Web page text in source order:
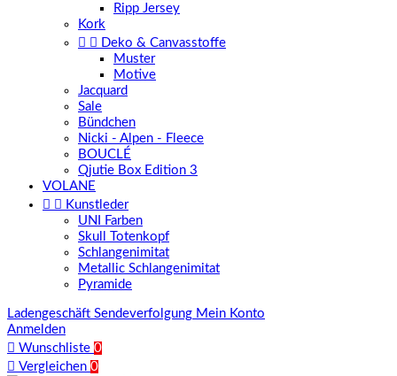
Ripp Jersey
Kork
  Deko & Canvasstoffe
Muster
Motive
Jacquard
Sale
Bündchen
Nicki - Alpen - Fleece
BOUCLÉ
Qjutie Box Edition 3
VOLANE
  Kunstleder
UNI Farben
Skull Totenkopf
Schlangenimitat
Metallic Schlangenimitat
Pyramide
Ladengeschäft Sendeverfolgung Mein Konto
Anmelden
 Wunschliste 0
 Vergleichen 0